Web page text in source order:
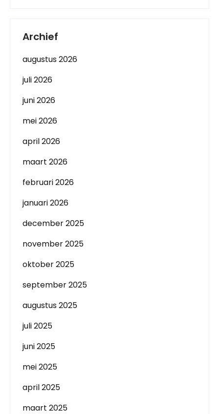
Archief
augustus 2026
juli 2026
juni 2026
mei 2026
april 2026
maart 2026
februari 2026
januari 2026
december 2025
november 2025
oktober 2025
september 2025
augustus 2025
juli 2025
juni 2025
mei 2025
april 2025
maart 2025